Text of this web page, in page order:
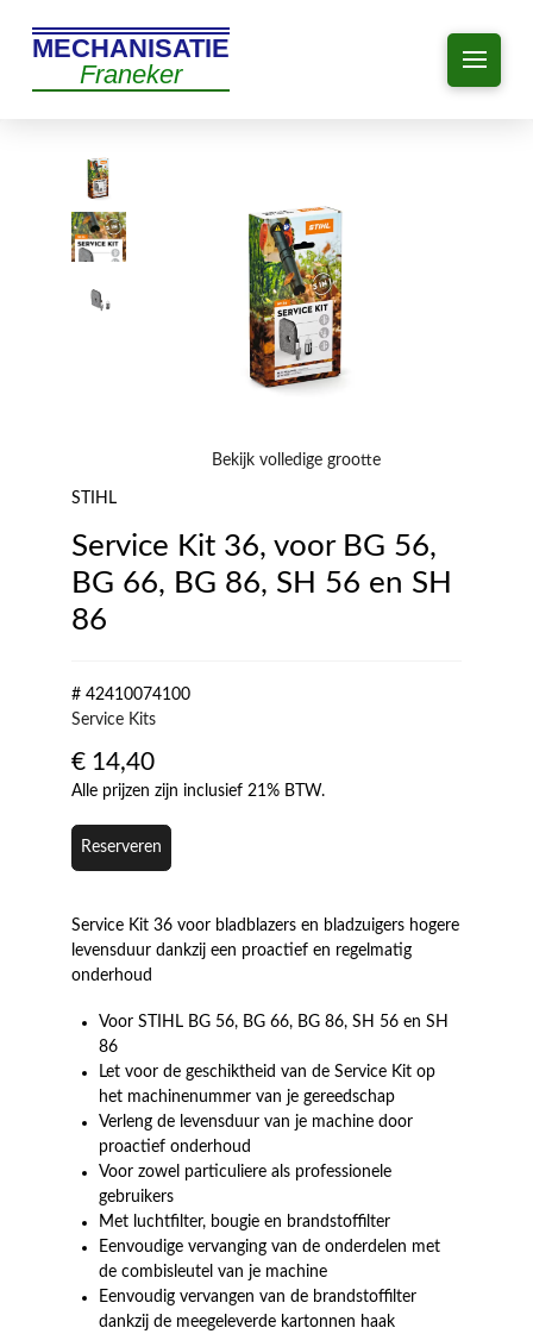
MECHANISATIE
Franeker
Bekijk volledige grootte
STIHL
Service Kit 36, voor BG 56,
BG 66, BG 86, SH 56 en SH
86
# 42410074100
Service Kits
€ 14,40
Alle prijzen zijn inclusief 21% BTW.
Reserveren
Service Kit 36 voor bladblazers en bladzuigers hogere
levensduur dankzij een proactief en regelmatig
onderhoud
Voor STIHL BG 56, BG 66, BG 86, SH 56 en SH
86
Let voor de geschiktheid van de Service Kit op
het machinenummer van je gereedschap
Verleng de levensduur van je machine door
proactief onderhoud
Voor zowel particuliere als professionele
gebruikers
Met luchtfilter, bougie en brandstoffilter
Eenvoudige vervanging van de onderdelen met
de combisleutel van je machine
Eenvoudig vervangen van de brandstoffilter
dankzij de meegeleverde kartonnen haak